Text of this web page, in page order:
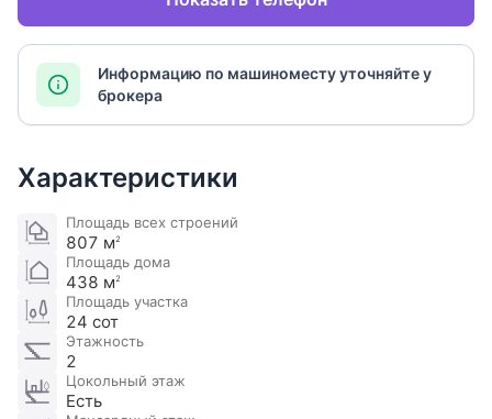
Информацию по машиноместу уточняйте у
брокера
Характеристики
Площадь всех строений
807 м2
Площадь дома
438 м2
Площадь участка
24 сот
Этажность
2
Цокольный этаж
Есть